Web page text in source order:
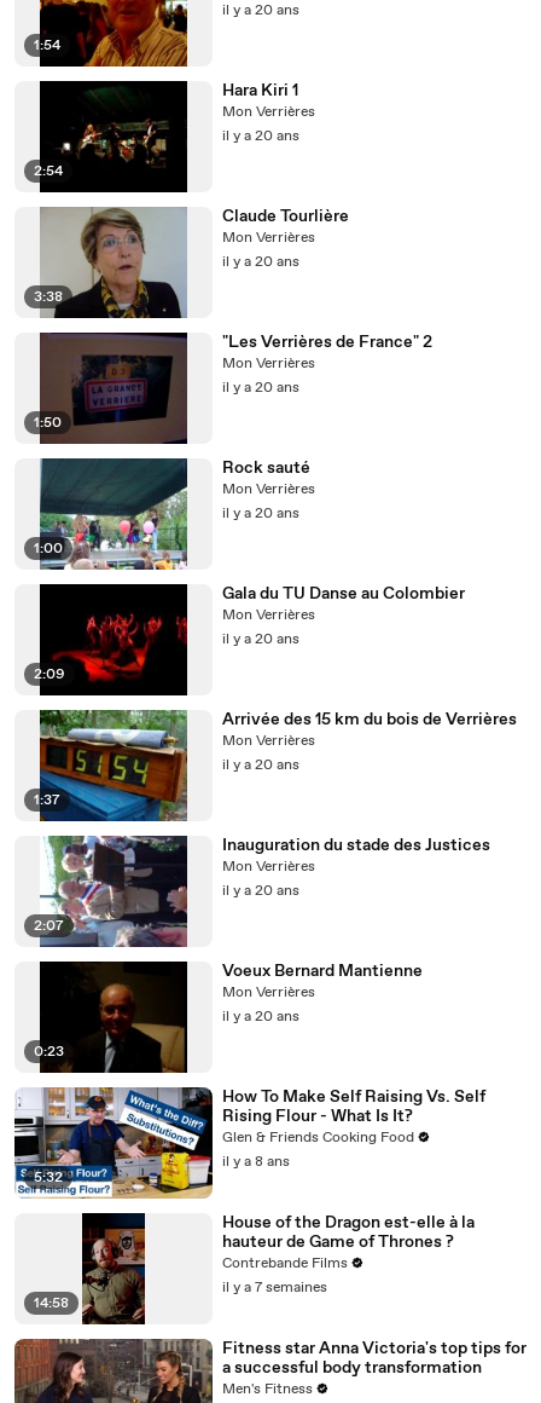
1:54
il y a 20 ans
2:54
Hara Kiri 1
Mon Verrières
il y a 20 ans
3:38
Claude Tourlière
Mon Verrières
il y a 20 ans
1:50
"Les Verrières de France" 2
Mon Verrières
il y a 20 ans
1:00
Rock sauté
Mon Verrières
il y a 20 ans
2:09
Gala du TU Danse au Colombier
Mon Verrières
il y a 20 ans
1:37
Arrivée des 15 km du bois de Verrières
Mon Verrières
il y a 20 ans
2:07
Inauguration du stade des Justices
Mon Verrières
il y a 20 ans
0:23
Voeux Bernard Mantienne
Mon Verrières
il y a 20 ans
5:32
How To Make Self Raising Vs. Self
Rising Flour - What Is It?
Glen & Friends Cooking Food
il y a 8 ans
14:58
House of the Dragon est-elle à la
hauteur de Game of Thrones ?
Contrebande Films
il y a 7 semaines
Fitness star Anna Victoria's top tips for
a successful body transformation
Men's Fitness